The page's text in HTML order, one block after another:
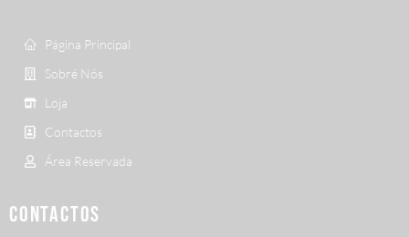
Página Principal
Sobré Nós
Loja
Contactos
Área Reservada
CONTACTOS